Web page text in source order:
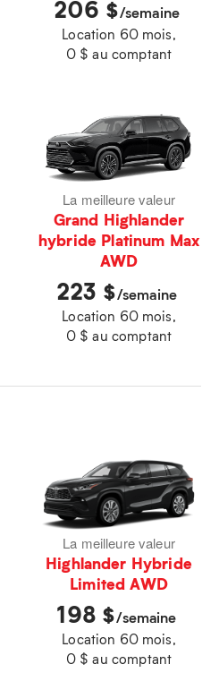
206 $/semaine
Location 60 mois,
0 $ au comptant
La meilleure valeur
Grand Highlander
hybride Platinum Max
AWD
223 $/semaine
Location 60 mois,
0 $ au comptant
La meilleure valeur
Highlander Hybride
Limited AWD
198 $/semaine
Location 60 mois,
0 $ au comptant